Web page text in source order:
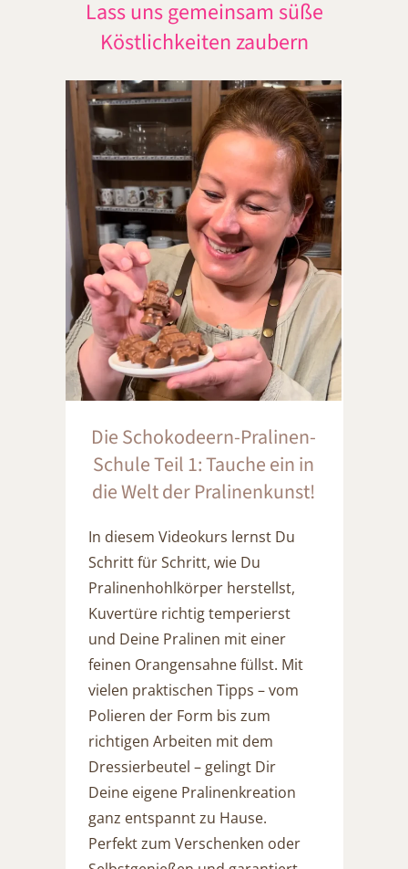
Lass uns gemeinsam süße
Köstlichkeiten zaubern
Die Schokodeern-Pralinen-
Schule Teil 1: Tauche ein in
die Welt der Pralinenkunst!
In diesem Videokurs lernst Du
Schritt für Schritt, wie Du
Pralinenhohlkörper herstellst,
Kuvertüre richtig temperierst
und Deine Pralinen mit einer
feinen Orangensahne füllst. Mit
vielen praktischen Tipps – vom
Polieren der Form bis zum
richtigen Arbeiten mit dem
Dressierbeutel – gelingt Dir
Deine eigene Pralinenkreation
ganz entspannt zu Hause.
Perfekt zum Verschenken oder